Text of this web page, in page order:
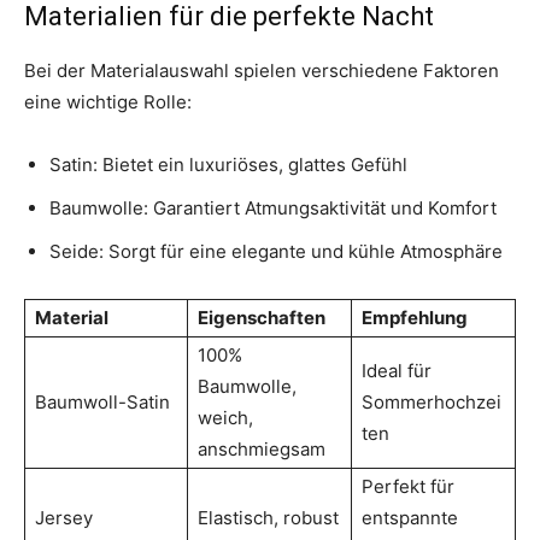
Materialien für die perfekte Nacht
Bei der Materialauswahl spielen verschiedene Faktoren
eine wichtige Rolle:
Satin: Bietet ein luxuriöses, glattes Gefühl
Baumwolle: Garantiert Atmungsaktivität und Komfort
Seide: Sorgt für eine elegante und kühle Atmosphäre
Material Eigenschaften Empfehlung
Baumwoll-Satin
100%
Baumwolle,
weich,
anschmiegsam
Ideal für
Sommerhochzei
ten
Jersey Elastisch, robust
Perfekt für
entspannte